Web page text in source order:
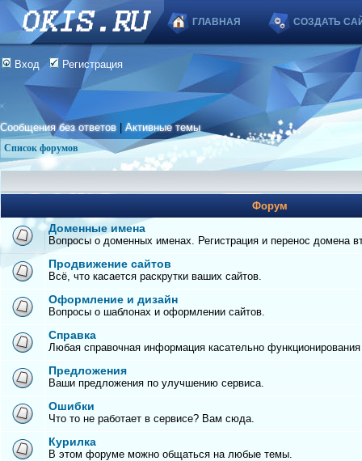
ГЛАВНАЯ СОЗДАТЬ
Вход Регистрация
Сообщения без ответов |Активные темы
Список форумов
Форум
Доменные имена
Вопросы о доменных именах. Регистрация и перенос домена
Продвижение сайтов
Всё, что касается раскрутки ваших сайтов.
Оформление и дизайн
Вопросы о шаблонах и оформлении сайтов.
Справка
Любая справочная информация касательно
Предложения
Ваши предложения по улучшению сервиса.
Ошибки
Что то не работает в сервисе? Вам сюда.
Курилка
В этом форуме можно общаться на любые темы.